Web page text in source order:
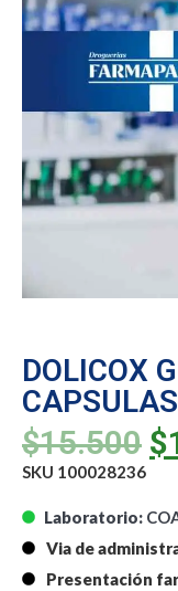
DOLICOX
CAPSULAS
$15.500 $
SKU 100028236
Laboratorio:
Via de
Presentación